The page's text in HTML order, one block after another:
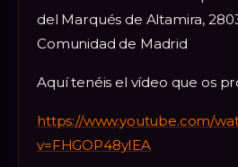
del Marqués de Altamira,
Comunidad de Madrid
Aquí tenéis el vídeo que os
https://www.youtube.com/
v=FHGOP48yIEA